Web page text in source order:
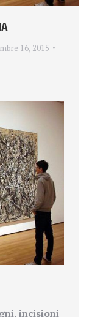
16, 2015
incisioni